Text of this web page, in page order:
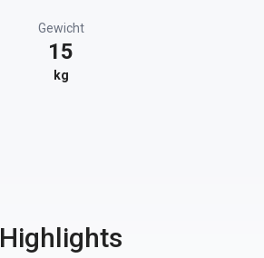
Gewicht
15
kg
Highlights